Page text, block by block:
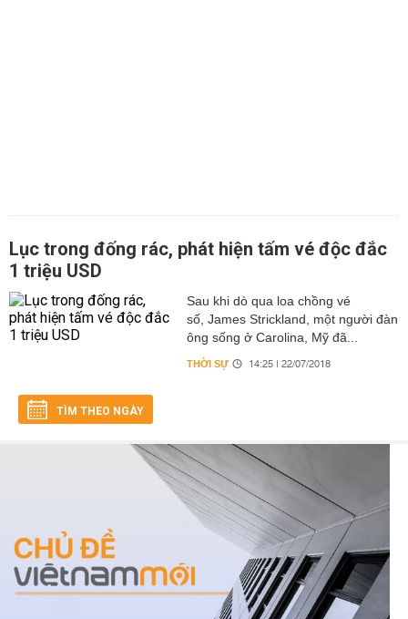
Lục trong đống rác, phát hiện tấm vé độc đắc
1 triệu USD
Sau khi dò qua loa chồng vé
số, James Strickland, một người đàn
ông sống ở Carolina, Mỹ đã...
THỜI SỰ 14:25 | 22/07/2018
TÌM THEO NGÀY